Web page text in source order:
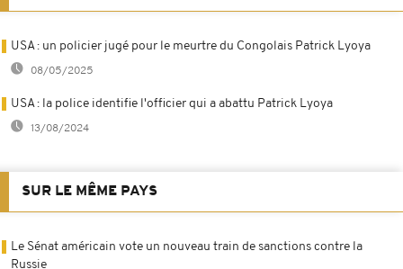
USA : un policier jugé pour le meurtre du Congolais Patrick Lyoya
08/05/2025
USA : la police identifie l'officier qui a abattu Patrick Lyoya
13/08/2024
SUR LE MÊME PAYS
Le Sénat américain vote un nouveau train de sanctions contre la
Russie